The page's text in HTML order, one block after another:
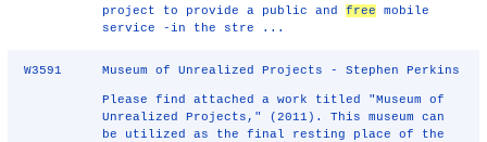
project to provide a public andfree mobile
service -in the stre ...
W3591 Museum of Unrealized Projects - Stephen Perkins
Please find attached a work titled "Museum of
Unrealized Projects," (2011). This museum can
be utilized as the final resting place of the